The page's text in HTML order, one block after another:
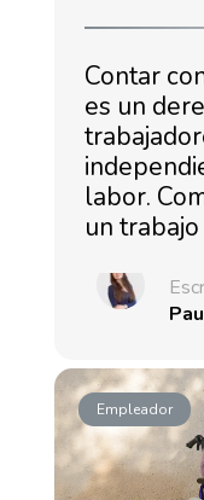
Contar
es un
labor.
un
Empleador